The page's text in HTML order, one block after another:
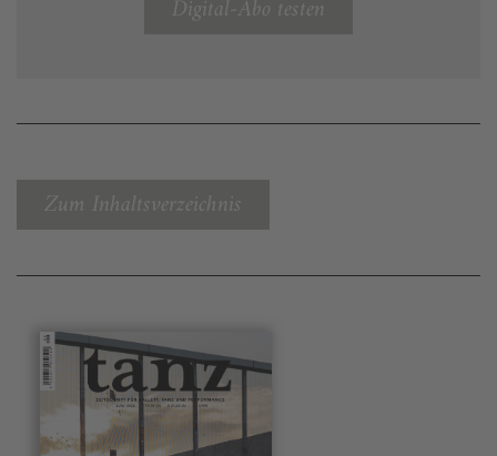
Digital-Abo testen
Zum Inhaltsverzeichnis